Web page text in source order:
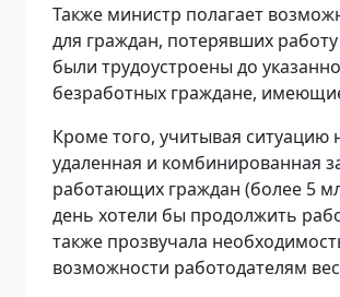
Также министр полагает
для граждан, потерявших
были трудоустроены до
безработных граждане,
Кроме того, учитывая ситуацию
удаленная и комбинированная
работающих граждан (более 5
день хотели бы продолжить
также прозвучала
возможности работодателям